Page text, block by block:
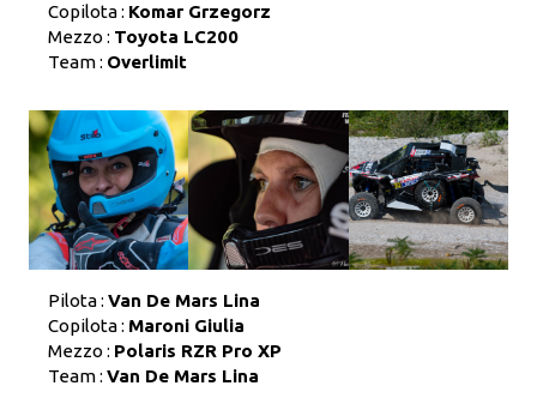
Copilota : Komar Grzegorz
Mezzo : Toyota LC200
Team : Overlimit
Pilota : Van De Mars Lina
Copilota : Maroni Giulia
Mezzo : Polaris RZR Pro XP
Team : Van De Mars Lina